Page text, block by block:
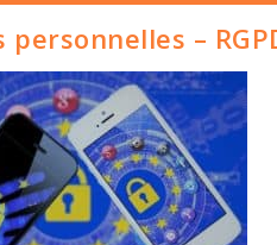
personnelles –